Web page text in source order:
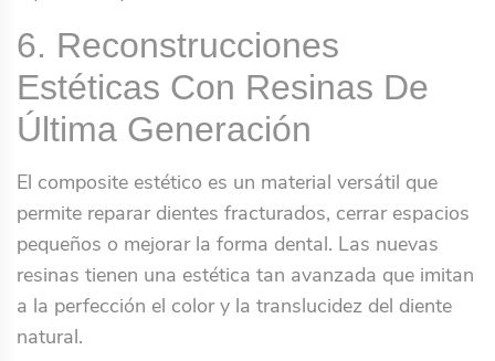
6. Reconstrucciones
Estéticas Con Resinas De
Última Generación
El composite estético es un material versátil que
permite reparar dientes fracturados, cerrar espacios
pequeños o mejorar la forma dental. Las nuevas
resinas tienen una estética tan avanzada que imitan
a la perfección el color y la translucidez del diente
natural.